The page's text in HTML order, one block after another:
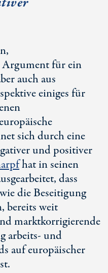
Argument für ein
auch aus
einiges für
sich durch eine
und positiver
hat in seinen
dass
die Beseitigung
bereits weit
marktkorrigierende
arbeits- und
auf europäischer